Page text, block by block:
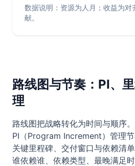
数据说明：资源为人月；收益为对
献。
路线图与节奏：PI、
理
路线图把战略转化为时间与顺序
PI（Program Increment）管理节
关键里程碑、交付窗口与依赖清
谁依赖谁、依赖类型、最晚满足时